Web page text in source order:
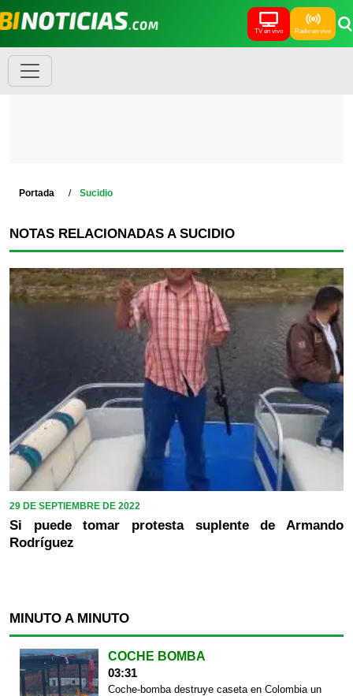
TV en vivo Radio en vivo
Portada Sucidio
NOTAS RELACIONADAS A SUCIDIO
29 DE SEPTIEMBRE DE 2022
Si puede tomar protesta suplente de Armando
Rodríguez
MINUTO A MINUTO
COCHE BOMBA
03:31
Coche-bomba destruye caseta en Colombia un